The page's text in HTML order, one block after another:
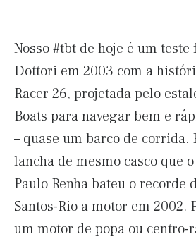
Nosso #tbt de hoje é um
Dottori em 2003 com a
Racer 26, projetada pelo
Boats para navegar bem e
– quase um barco de corrida.
lancha de mesmo casco que
Paulo Renha bateu o recorde
Santos-Rio a motor em 2002.
um motor de popa ou centro-